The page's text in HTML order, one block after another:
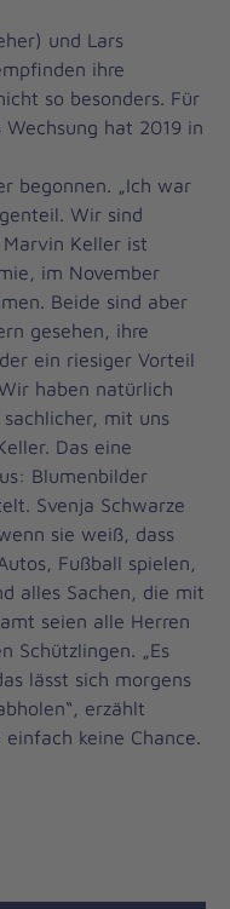
und Lars
ihre
so besonders. Für
hat 2019 in
begonnen. „Ich war
Wir sind
Keller ist
im November
Beide sind aber
gesehen, ihre
ein riesiger Vorteil
haben natürlich
mit uns
Das eine
Blumenbilder
Svenja Schwarze
sie weiß, dass
Fußball spielen,
alles Sachen, die mit
seien alle Herren
Schützlingen. „Es
lässt sich morgens
erzählt
keine Chance.